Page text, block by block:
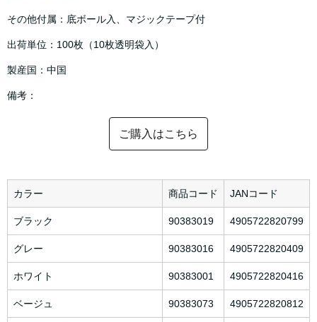
その他付属：底ボール入、マジックテープ付
出荷単位：100枚（10枚透明袋入）
製産国：中国
備考：
ご購入はこちら
カラー 商品コード JANコード
ブラック 90383019 4905722820799
グレー 90383016 4905722820409
ホワイト 90383001 4905722820416
ベージュ 90383073 4905722820812